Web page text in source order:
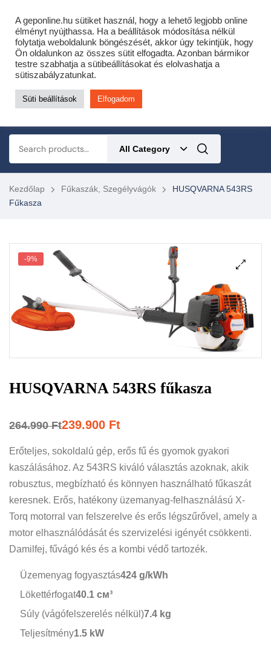
Cofidis expressz online áruhitel 0 % THM-el 10 hónapra!
Most minden akciós HQ láncfűrészhez ajándékba adunk egy fűrészláncot!
Részletek ide kattintva!
KERTÉSZETI – ERDÉSZETI – ÉPÍTŐIPARI GÉP WEBSHOP
All Category
Kezdőlap Fűkaszák, Szegélyvágók
HUSQVARNA 543RS
Fűkasza
-9%
HUSQVARNA 543RS fűkasza
264.990Ft239.900 Ft
Erőteljes, sokoldalú gép, erős fű és gyomok gyakori
kaszálásához. Az 543RS kiváló választás azoknak, akik
robusztus, megbízható és könnyen használható fűkaszát
keresnek. Erős, hatékony üzemanyag-felhasználású X-
Torq motorral van felszerelve és erős légszűrővel, amely a
motor elhasználódását és szervizelési igényét csökkenti.
Damilfej, fűvágó kés és a kombi védő tartozék.
Üzemenyag fogyasztás424 g/kWh
Lökettérfogat40.1 см³
Súly (vágófelszerelés nélkül)7.4 kg
Teljesítmény1.5 kW
A geponline.hu sütiket használ, hogy a lehető legjobb online
élményt nyújthassa. Ha a beállítások módosítása nélkül
folytatja weboldalunk böngészését, akkor úgy tekintjük, hogy
Ön oldalunkon az összes sütit elfogadta. Azonban bármikor
testre szabhatja a sütibeállításokat és elolvashatja a
sütiszabályzatunkat.
Süti beállítások Elfogadom